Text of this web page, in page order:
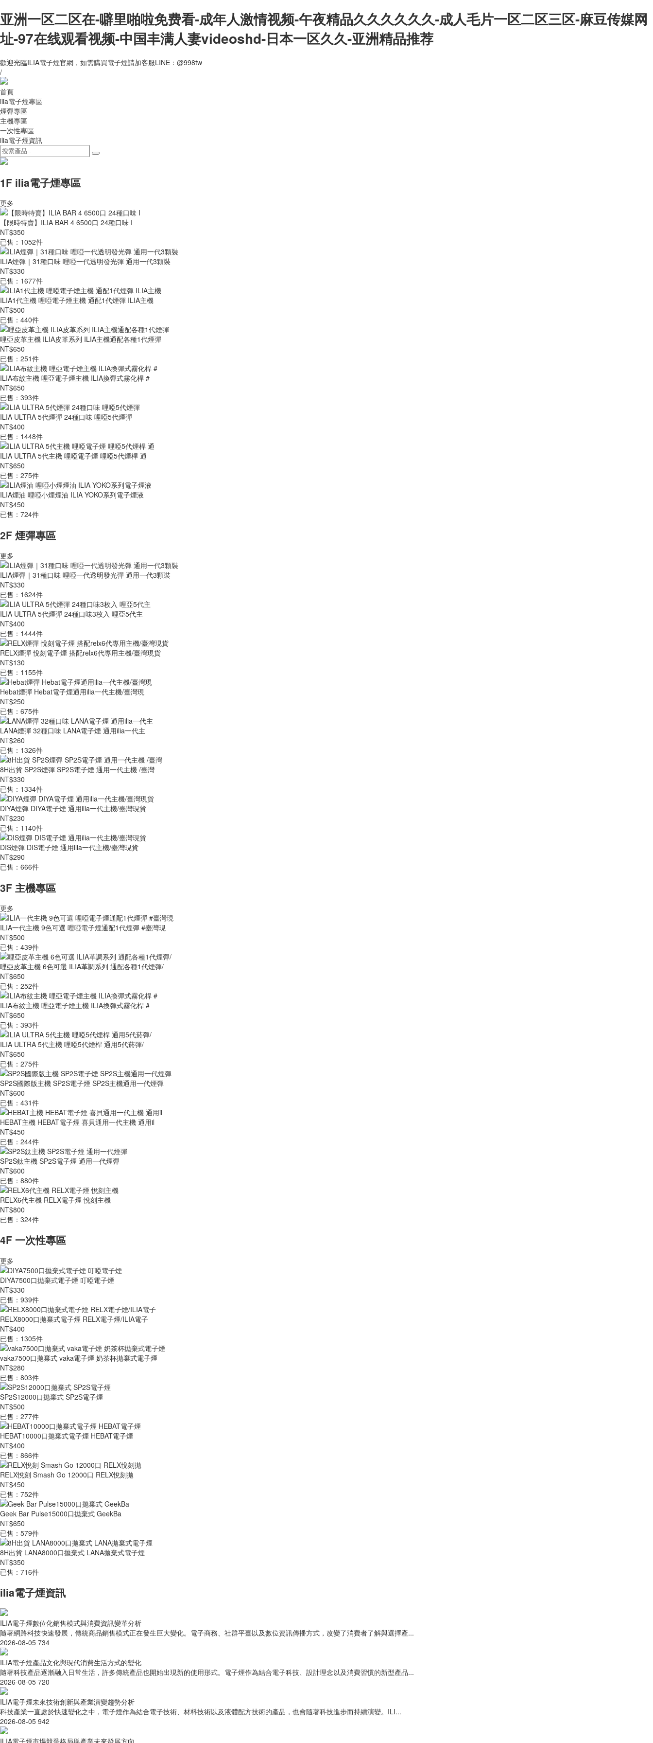
亚洲一区二区在-噼里啪啦免费看-成年人激情视频-午夜精品久久久久久久-成人毛片一区二区三区-麻豆传媒网
址-97在线观看视频-中国丰满人妻videoshd-日本一区久久-亚洲精品推荐
歡迎光臨ILIA電子煙官網，如需購買電子煙請加客服LINE：@998tw
/
首頁
ilia電子煙專區
煙彈專區
主機專區
一次性專區
ilia電子煙資訊
1F ilia電子煙專區
更多
【限時特賣】ILIA BAR 4 6500口 24種口味 I
NT$350
已售：1052件
ILIA煙彈｜31種口味 哩啞一代透明發光彈 通用一代3顆裝
NT$330
已售：1677件
ILIA1代主機 哩啞電子煙主機 通配1代煙彈 ILIA主機
NT$500
已售：440件
哩亞皮革主機 ILIA皮革系列 ILIA主機通配各種1代煙彈
NT$650
已售：251件
ILIA布紋主機 哩亞電子煙主機 ILIA換彈式霧化桿 #
NT$650
已售：393件
ILIA ULTRA 5代煙彈 24種口味 哩啞5代煙彈
NT$400
已售：1448件
ILIA ULTRA 5代主機 哩啞電子煙 哩啞5代煙桿 通
NT$650
已售：275件
ILIA煙油 哩啞小煙煙油 ILIA YOKO系列電子煙液
NT$450
已售：724件
2F 煙彈專區
更多
ILIA煙彈｜31種口味 哩啞一代透明發光彈 通用一代3顆裝
NT$330
已售：1624件
ILIA ULTRA 5代煙彈 24種口味3枚入 哩亞5代主
NT$400
已售：1444件
RELX煙彈 悅刻電子煙 搭配relx6代專用主機/臺灣現貨
NT$130
已售：1155件
Hebat煙彈 Hebat電子煙通用ilia一代主機/臺灣現
NT$250
已售：675件
LANA煙彈 32種口味 LANA電子煙 通用ilia一代主
NT$260
已售：1326件
8H出貨 SP2S煙彈 SP2S電子煙 通用一代主機 /臺灣
NT$330
已售：1334件
DIYA煙彈 DIYA電子煙 通用ilia一代主機/臺灣現貨
NT$230
已售：1140件
DIS煙彈 DIS電子煙 通用ilia一代主機/臺灣現貨
NT$290
已售：666件
3F 主機專區
更多
ILIA一代主機 9色可選 哩啞電子煙通配1代煙彈 #臺灣現
NT$500
已售：439件
哩亞皮革主機 6色可選 ILIA革調系列 通配各種1代煙彈/
NT$650
已售：252件
ILIA布紋主機 哩亞電子煙主機 ILIA換彈式霧化桿 #
NT$650
已售：393件
ILIA ULTRA 5代主機 哩啞5代煙桿 通用5代菸彈/
NT$650
已售：275件
SP2S國際版主機 SP2S電子煙 SP2S主機通用一代煙彈
NT$600
已售：431件
HEBAT主機 HEBAT電子煙 喜貝通用一代主機 通用il
NT$450
已售：244件
SP2S鈦主機 SP2S電子煙 通用一代煙彈
NT$600
已售：880件
RELX6代主機 RELX電子煙 悅刻主機
NT$800
已售：324件
4F 一次性專區
更多
DIYA7500口拋棄式電子煙 叮啞電子煙
NT$330
已售：939件
RELX8000口拋棄式電子煙 RELX電子煙/ILIA電子
NT$400
已售：1305件
vaka7500口拋棄式 vaka電子煙 奶茶杯拋棄式電子煙
NT$280
已售：803件
SP2S12000口拋棄式 SP2S電子煙
NT$500
已售：277件
HEBAT10000口拋棄式電子煙 HEBAT電子煙
NT$400
已售：866件
RELX悅刻 Smash Go 12000口 RELX悅刻拋
NT$450
已售：752件
Geek Bar Pulse15000口拋棄式 GeekBa
NT$650
已售：579件
8H出貨 LANA8000口拋棄式 LANA拋棄式電子煙
NT$350
已售：716件
ilia電子煙資訊
ILIA電子煙數位化銷售模式與消費資訊變革分析
隨著網路科技快速發展，傳統商品銷售模式正在發生巨大變化。電子商務、社群平臺以及數位資訊傳播方式，改變了消費者了解與選擇產...
2026-08-05 734
ILIA電子煙產品文化與現代消費生活方式的變化
隨著科技產品逐漸融入日常生活，許多傳統產品也開始出現新的使用形式。電子煙作為結合電子科技、設計理念以及消費習慣的新型產品...
2026-08-05 720
ILIA電子煙未來技術創新與產業演變趨勢分析
科技產業一直處於快速變化之中，電子煙作為結合電子技術、材料技術以及液體配方技術的產品，也會隨著科技進步而持續演變。ILI...
2026-08-05 942
ILIA電子煙市場競爭格局與產業未來發展方向